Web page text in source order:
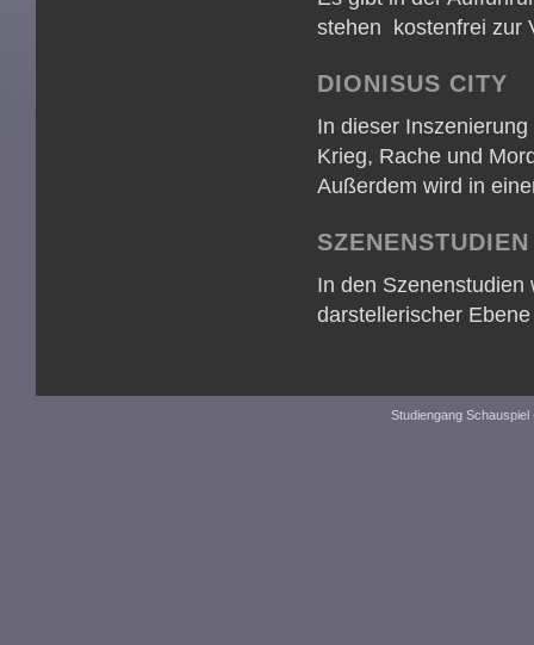
stehen kostenfrei zur
DIONISUS CITY
In dieser
Krieg, Rache und
Außerdem wird in
SZENENSTUDIEN
In den
darstellerischer
Studiengang